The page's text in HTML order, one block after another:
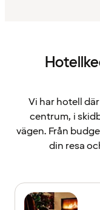
Vi har hotell
centrum, i
vägen. Från
din resa